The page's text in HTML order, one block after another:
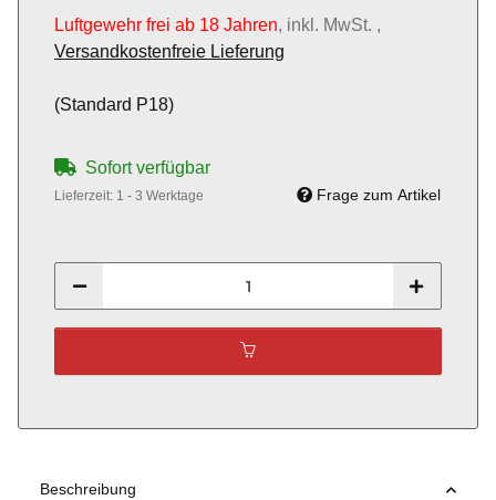
Luftgewehr frei ab 18 Jahren, inkl. MwSt. ,
Versandkostenfreie Lieferung
(Standard P18)
Sofort verfügbar
Lieferzeit: 1 - 3 Werktage Frage zum Artikel
Beschreibung